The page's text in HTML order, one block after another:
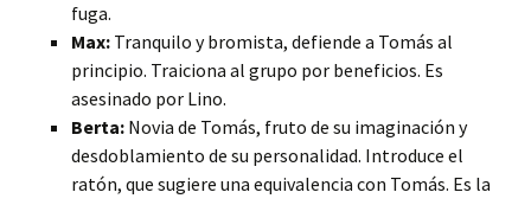
fuga.
Max: Tranquilo y bromista, defiende a Tomás al
principio. Traiciona al grupo por beneficios. Es
asesinado por Lino.
Berta: Novia de Tomás, fruto de su imaginación y
desdoblamiento de su personalidad. Introduce el
ratón, que sugiere una equivalencia con Tomás. Es la